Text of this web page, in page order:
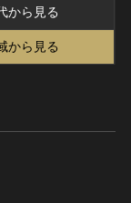
さらに詳細検索
館の皆さまへ
挨拶
から見る
から見る